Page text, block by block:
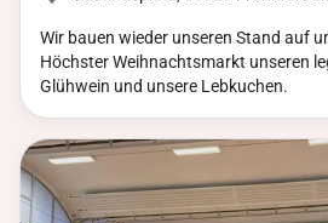
Wir bauen wieder unseren Stand auf
Höchster Weihnachtsmarkt unseren
Glühwein und unsere Lebkuchen.